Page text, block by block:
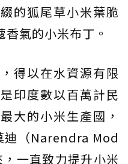
的狐尾草小米葉脆
氣的小米布丁。
得以在水資源有限
印度數以百萬計民
大的小米生產國，
迪（Narendra Mod
一直致力提升小米